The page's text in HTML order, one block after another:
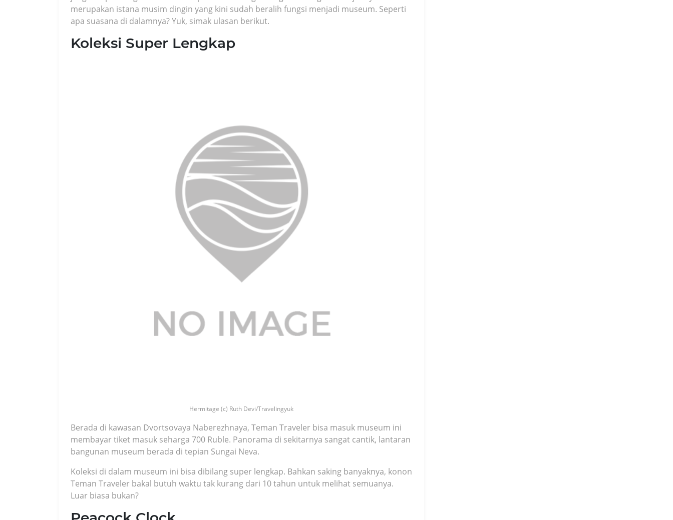
merupakan istana musim dingin yang kini sudah beralih fungsi menjadi museum. Seperti
apa suasana di dalamnya? Yuk, simak ulasan berikut.
Koleksi Super Lengkap
Hermitage (c) Ruth Devi/Travelingyuk
Berada di kawasan Dvortsovaya Naberezhnaya, Teman Traveler bisa masuk museum ini
membayar tiket masuk seharga 700 Ruble. Panorama di sekitarnya sangat cantik, lantaran
bangunan museum berada di tepian Sungai Neva.
Koleksi di dalam museum ini bisa dibilang super lengkap. Bahkan saking banyaknya, konon
Teman Traveler bakal butuh waktu tak kurang dari 10 tahun untuk melihat semuanya.
Luar biasa bukan?